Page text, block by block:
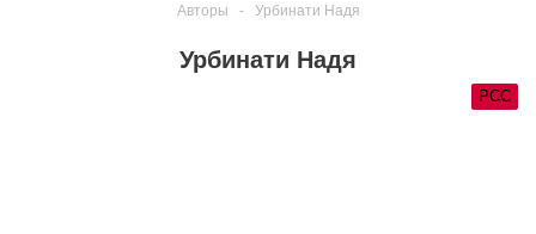
Авторы - Урбинати Надя
Урбинати Надя
РСС